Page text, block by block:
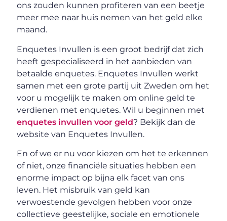
ons zouden kunnen profiteren van een beetje
meer mee naar huis nemen van het geld elke
maand.
Enquetes Invullen is een groot bedrijf dat zich
heeft gespecialiseerd in het aanbieden van
betaalde enquetes. Enquetes Invullen werkt
samen met een grote partij uit Zweden om het
voor u mogelijk te maken om online geld te
verdienen met enquetes. Wil u beginnen met
enquetes invullen voor geld? Bekijk dan de
website van Enquetes Invullen.
En of we er nu voor kiezen om het te erkennen
of niet, onze financiële situaties hebben een
enorme impact op bijna elk facet van ons
leven. Het misbruik van geld kan
verwoestende gevolgen hebben voor onze
collectieve geestelijke, sociale en emotionele